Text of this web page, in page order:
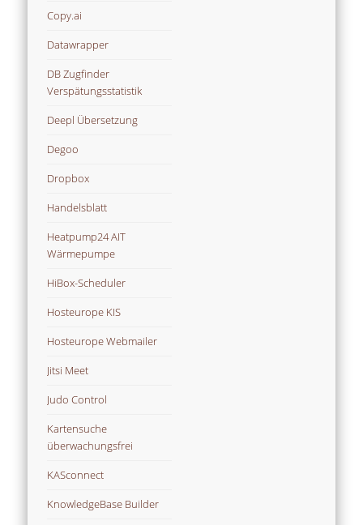
Copy.ai
Datawrapper
DB Zugfinder
Verspätungsstatistik
Deepl Übersetzung
Degoo
Dropbox
Handelsblatt
Heatpump24 AIT
Wärmepumpe
HiBox-Scheduler
Hosteurope KIS
Hosteurope Webmailer
Jitsi Meet
Judo Control
Kartensuche
überwachungsfrei
KASconnect
KnowledgeBase Builder